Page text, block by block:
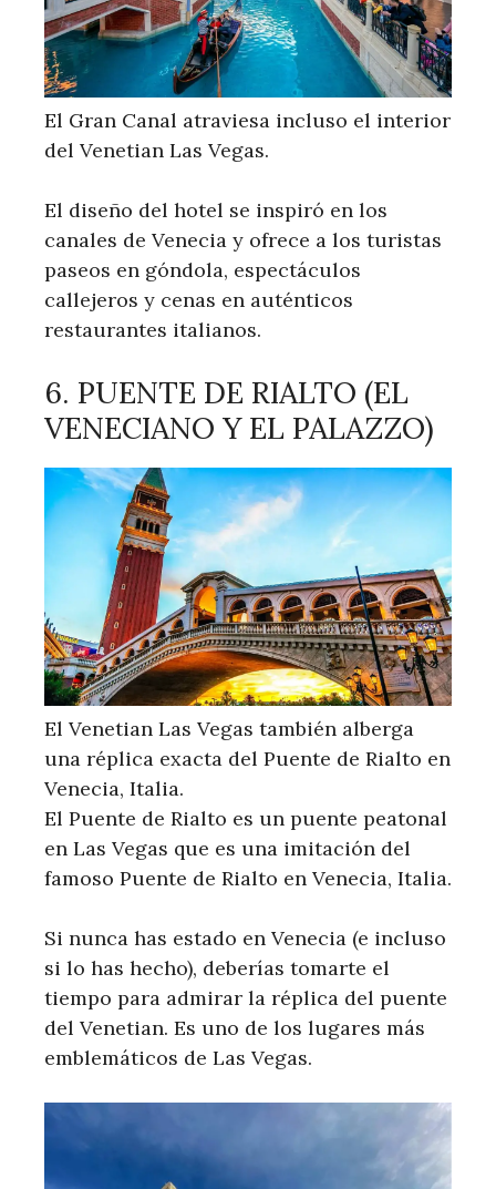
El Gran Canal atraviesa incluso el interior
del Venetian Las Vegas.
El diseño del hotel se inspiró en los
canales de Venecia y ofrece a los turistas
paseos en góndola, espectáculos
callejeros y cenas en auténticos
restaurantes italianos.
6. PUENTE DE RIALTO (EL
VENECIANO Y EL PALAZZO)
El Venetian Las Vegas también alberga
una réplica exacta del Puente de Rialto en
Venecia, Italia.
El Puente de Rialto es un puente peatonal
en Las Vegas que es una imitación del
famoso Puente de Rialto en Venecia, Italia.
Si nunca has estado en Venecia (e incluso
si lo has hecho), deberías tomarte el
tiempo para admirar la réplica del puente
del Venetian. Es uno de los lugares más
emblemáticos de Las Vegas.